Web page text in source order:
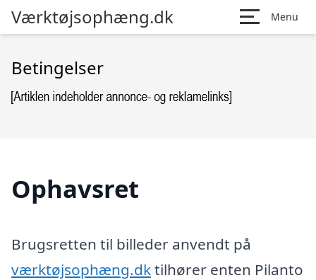
Værktøjsophæng.dk Menu
Betingelser
Ophavsret
Brugsretten til billeder anvendt på
værktøjsophæng.dktilhører enten Pilanto